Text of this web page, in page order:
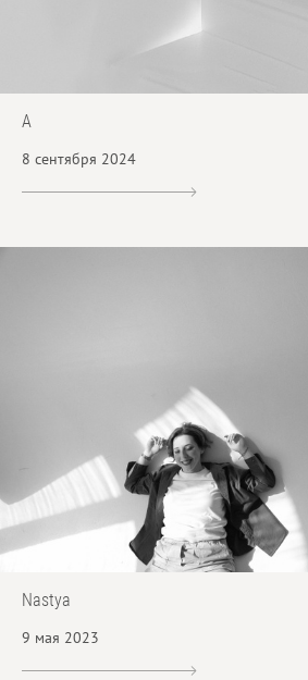
A
8 сентября 2024
Nastya
9 мая 2023